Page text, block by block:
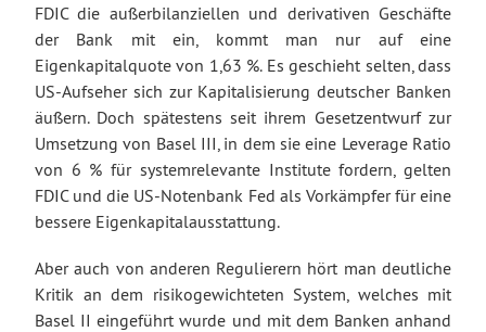
FDIC die außerbilanziellen und derivativen Geschäfte
der Bank mit ein, kommt man nur auf eine
Eigenkapitalquote von 1,63 %. Es geschieht selten, dass
US-Aufseher sich zur Kapitalisierung deutscher Banken
äußern. Doch spätestens seit ihrem Gesetzentwurf zur
Umsetzung von Basel III, in dem sie eine Leverage Ratio
von 6 % für systemrelevante Institute fordern, gelten
FDIC und die US-Notenbank Fed als Vorkämpfer für eine
bessere Eigenkapitalausstattung.
Aber auch von anderen Regulierern hört man deutliche
Kritik an dem risikogewichteten System, welches mit
Basel II eingeführt wurde und mit dem Banken anhand